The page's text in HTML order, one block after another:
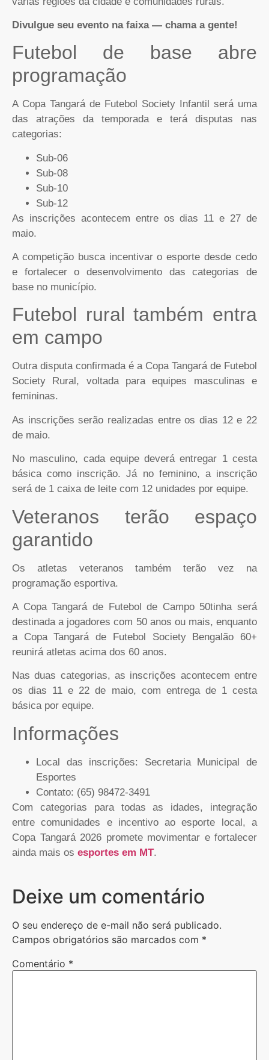
Divulgue seu evento na faixa — chama a gente!
Futebol de base abre
programação
A Copa Tangará de Futebol Society Infantil será uma
das atrações da temporada e terá disputas nas
categorias:
Sub-06
Sub-08
Sub-10
Sub-12
As inscrições acontecem entre os dias 11 e 27 de
maio.
A competição busca incentivar o esporte desde cedo
e fortalecer o desenvolvimento das categorias de
base no município.
Futebol rural também entra
em campo
Outra disputa confirmada é a Copa Tangará de Futebol
Society Rural, voltada para equipes masculinas e
femininas.
As inscrições serão realizadas entre os dias 12 e 22
de maio.
No masculino, cada equipe deverá entregar 1 cesta
básica como inscrição. Já no feminino, a inscrição
será de 1 caixa de leite com 12 unidades por equipe.
Veteranos terão espaço
garantido
Os atletas veteranos também terão vez na
programação esportiva.
A Copa Tangará de Futebol de Campo 50tinha será
destinada a jogadores com 50 anos ou mais, enquanto
a Copa Tangará de Futebol Society Bengalão 60+
reunirá atletas acima dos 60 anos.
Nas duas categorias, as inscrições acontecem entre
os dias 11 e 22 de maio, com entrega de 1 cesta
básica por equipe.
Informações
Local das inscrições: Secretaria Municipal de
Esportes
Contato: (65) 98472-3491
Com categorias para todas as idades, integração
entre comunidades e incentivo ao esporte local, a
Copa Tangará 2026 promete movimentar e fortalecer
ainda mais os esportes em MT.
Deixe um comentário
O seu endereço de e-mail não será publicado.
Campos obrigatórios são marcados com *
Comentário *